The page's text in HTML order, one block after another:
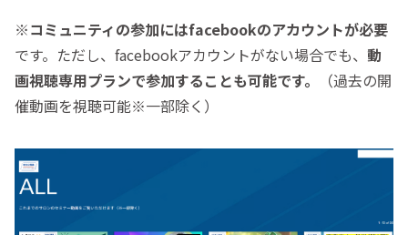
※コミュニティの参加にはfacebookのアカウントが必要
です。ただし、facebookアカウントがない場合でも、 動
画視聴専用プランで参加することも可能です。
（過去の開
催動画を視聴可能※一部除く）